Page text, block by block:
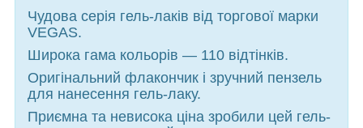
Чудова серія гель-лаків від торгової марки
VEGAS.
Широка гама кольорів — 110 відтінків.
Оригінальний флакончик і зручний пензель
для нанесення гель-лаку.
Приємна та невисока ціна зробили цей гель-